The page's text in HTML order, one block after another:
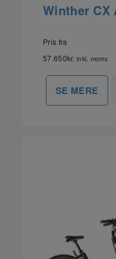
Winther CX
Pris fra
57.650kr. inkl. moms
SE MERE